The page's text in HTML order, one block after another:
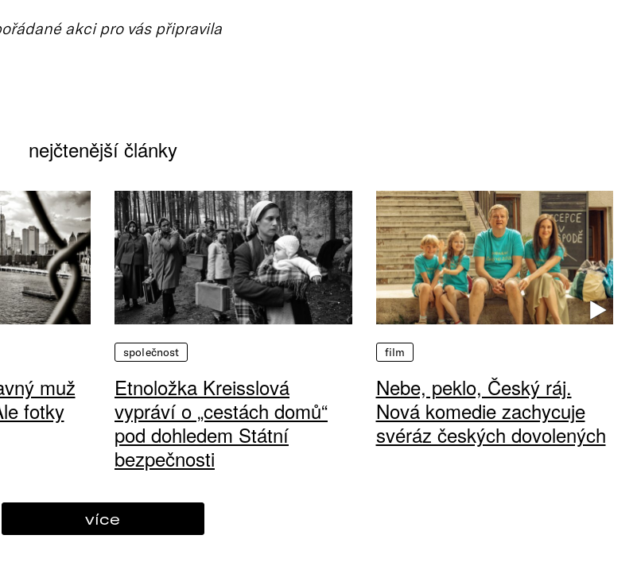
akci pro vás připravila
nejčtenější články
muž
fotky
společnost
Etnoložka Kreisslová
vypráví o „cestách domů“
pod dohledem Státní
bezpečnosti
film
Nebe, peklo, Český ráj.
Nová komedie zachycuje
svéráz českých dovolených
více